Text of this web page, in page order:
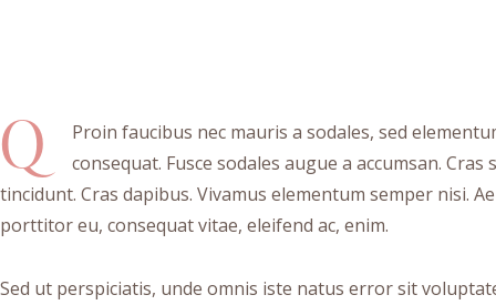
Q
Proin faucibus nec mauris a sodales, sed
consequat. Fusce sodales augue a accumsan.
tincidunt. Cras dapibus. Vivamus elementum semper nisi.
porttitor eu, consequat vitae, eleifend ac, enim.
Sed ut perspiciatis, unde omnis iste natus error sit